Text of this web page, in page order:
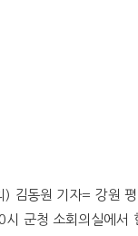
) 김동원 기자= 강원
군청 소회의실에서